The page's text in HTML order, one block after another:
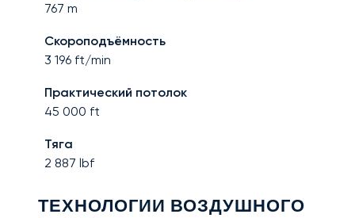
767 m
Скороподъёмность
3 196 ft/min
Практический потолок
45 000 ft
Тяга
2 887 lbf
ТЕХНОЛОГИИ ВОЗДУШНОГО